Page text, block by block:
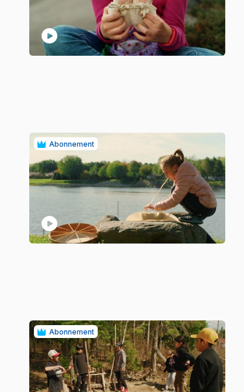
play_circle
Abonnement
play_circle
Abonnement